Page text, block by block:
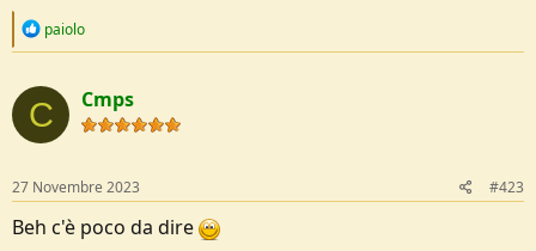
R
c
t
i
o
s
:
paiolo
C Cmps
27 Novembre 2023 #423
Beh c'è poco da dire